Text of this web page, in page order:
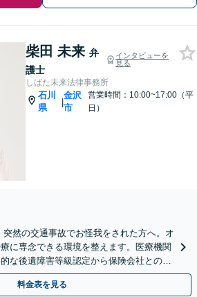
柴田 未来 弁
護士
インタビューを
見る
しばた未来法律事務所
石川
県
|
金沢
市
営業時間：10:00~17:00（平
日）
突然の交通事故でお怪我をされた方へ。オ
に専念できる環境を整えます。医療機関
な後遺障害等級認定から保険会社との示
償金獲得をサポートします。
料金表を見る